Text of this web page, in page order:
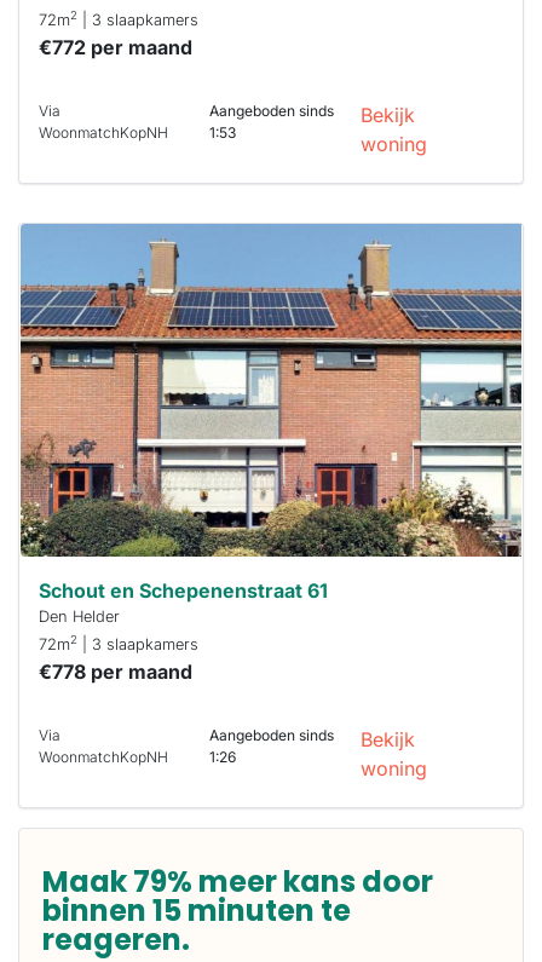
72m2 | 3 slaapkamers
€772 per maand
Via
WoonmatchKopNH
Aangeboden sinds
1:53
Bekijk
woning
waarschijnlijk
al verhuurd
Om kans te
maken moet je
binnen 15
minuten
reageren.
Stekkies helpt
je hierbij!
Schout en Schepenenstraat 61
Den Helder
72m2 | 3 slaapkamers
€778 per maand
Via
WoonmatchKopNH
Aangeboden sinds
1:26
Bekijk
woning
Maak 79% meer kans door
binnen 15 minuten te
reageren.